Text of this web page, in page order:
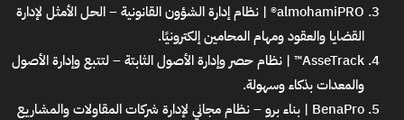
almohamiPRO® | نظام إدارة الشؤون القانونية
– الحل الأمثل لإدارة
القضايا والعقود ومهام المحامين إلكترونيًا.
AsseTrack™ | نظام حصر وإدارة الأصول الثابتة
– لتتبع وإدارة الأصول
والمعدات بذكاء وسهولة.
BenaPro | بناء برو – نظام مجاني لإدارة شركات المقاولات والمشاريع